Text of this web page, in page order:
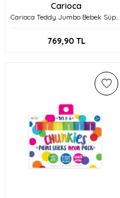
Carioca
Carioca Teddy Jumbo Bebek Süper
+1 42816
769,90TL